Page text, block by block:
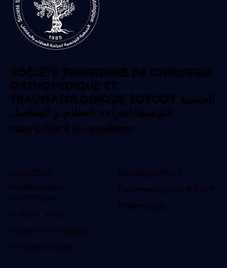
SOCIÉTÉ TUNISIENNE DE CHIRURGIE
ORTHOPÉDIQUE ET
TRAUMATOLOGIQUE SOTCOT الجمعية
التونسية لجراحة العظام و المفاصل
Inscription à la newsletter
La SOTCOT
Manifestations
scientifiques
SOTCOT Junior
College d’orthopedie
Groupes d’etude
Bourses SOTCOT
Partenaires de La SOTCOT
Présentation